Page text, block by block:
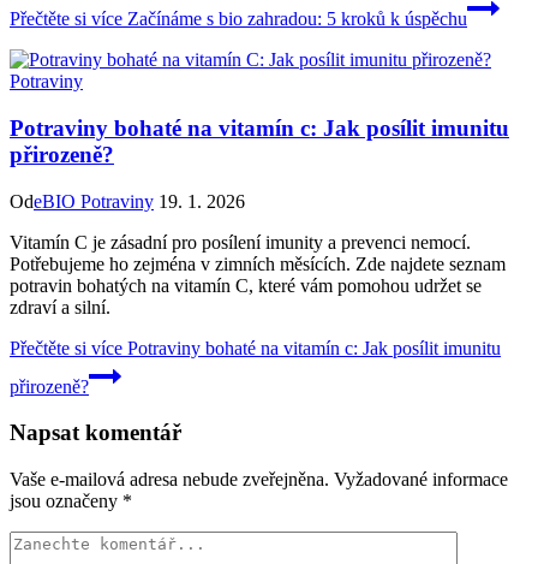
Přečtěte si více Začínáme s bio zahradou: 5 kroků k úspěchu
Potraviny
Potraviny bohaté na vitamín c: Jak posílit imunitu
přirozeně?
OdeBIO Potraviny 19. 1. 2026
Vitamín C je zásadní pro posílení imunity a prevenci nemocí.
Potřebujeme ho zejména v zimních měsících. Zde najdete seznam
potravin bohatých na vitamín C, které vám pomohou udržet se
zdraví a silní.
Přečtěte si více Potraviny bohaté na vitamín c: Jak posílit imunitu
přirozeně?
Napsat komentář
Vaše e-mailová adresa nebude zveřejněna. Vyžadované informace
jsou označeny *